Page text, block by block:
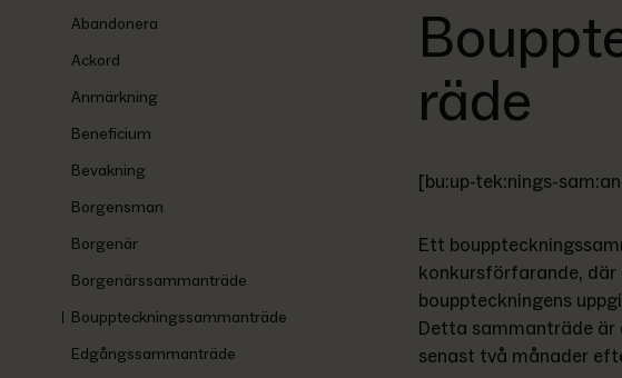
Abandonera
Ackord
Anmärkning
Beneficium
Bevakning
Borgensman
Borgenär
Borgenärssammanträde
Bouppteckningssammanträde
Edgångssammanträde
räde
[bu:up-tek:nings-
Ett
konkursförfarande,
bouppteckningens
Detta sammanträde är
senast två månader